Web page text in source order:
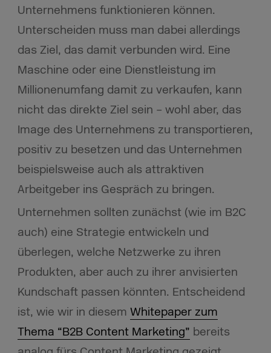
Unternehmens funktionieren können.
Unterscheiden muss man dabei allerdings
das Ziel, das damit verbunden wird. Eine
Maschine oder eine Dienstleistung im
Millionenumfang damit zu verkaufen, kann
nicht das direkte Ziel sein – wohl aber, das
Image des Unternehmens zu transportieren,
positiv zu besetzen und das Unternehmen
beispielsweise auch als attraktiven
Arbeitgeber ins Gespräch zu bringen.
Unternehmen sollten zunächst (wie im B2C
auch) eine Strategie entwickeln und
überlegen, welche Netzwerke zu ihren
Produkten, aber auch zu ihrer anvisierten
Kundschaft passen könnten. Entscheidend
ist, wie wir in diesem Whitepaper zum
Thema “B2B Content Marketing” bereits